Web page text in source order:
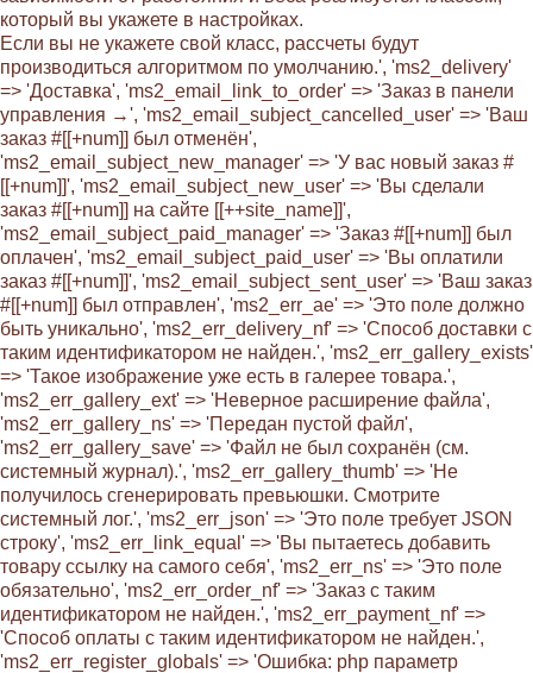
который вы укажете в настройках.
Если вы не укажете свой класс, рассчеты будут
производиться алгоритмом по умолчанию.', 'ms2_delivery'
=> 'Доставка', 'ms2_email_link_to_order' => 'Заказ в панели
управления →', 'ms2_email_subject_cancelled_user' => 'Ваш
заказ #[[+num]] был отменён',
'ms2_email_subject_new_manager' => 'У вас новый заказ #
[[+num]]', 'ms2_email_subject_new_user' => 'Вы сделали
заказ #[[+num]] на сайте [[++site_name]]',
'ms2_email_subject_paid_manager' => 'Заказ #[[+num]] был
оплачен', 'ms2_email_subject_paid_user' => 'Вы оплатили
заказ #[[+num]]', 'ms2_email_subject_sent_user' => 'Ваш заказ
#[[+num]] был отправлен', 'ms2_err_ae' => 'Это поле должно
быть уникально', 'ms2_err_delivery_nf' => 'Способ доставки с
таким идентификатором не найден.', 'ms2_err_gallery_exists'
=> 'Такое изображение уже есть в галерее товара.',
'ms2_err_gallery_ext' => 'Неверное расширение файла',
'ms2_err_gallery_ns' => 'Передан пустой файл',
'ms2_err_gallery_save' => 'Файл не был сохранён (см.
системный журнал).', 'ms2_err_gallery_thumb' => 'Не
получилось сгенерировать превьюшки. Смотрите
системный лог.', 'ms2_err_json' => 'Это поле требует JSON
строку', 'ms2_err_link_equal' => 'Вы пытаетесь добавить
товару ссылку на самого себя', 'ms2_err_ns' => 'Это поле
обязательно', 'ms2_err_order_nf' => 'Заказ с таким
идентификатором не найден.', 'ms2_err_payment_nf' =>
'Способ оплаты с таким идентификатором не найден.',
'ms2_err_register_globals' => 'Ошибка: php параметр